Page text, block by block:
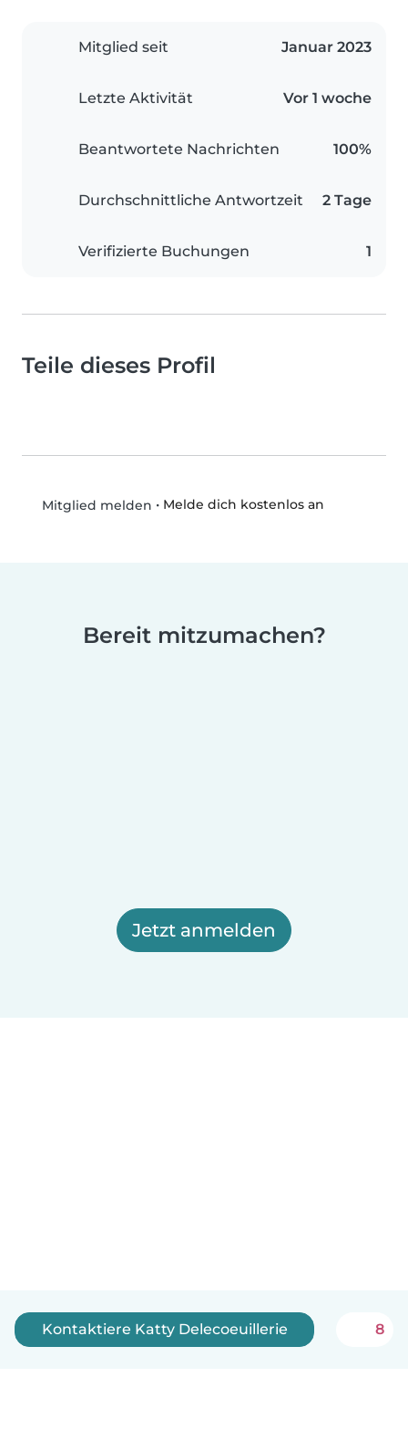
Mitglied seit Januar 2023
Letzte Aktivität Vor 1 woche
Beantwortete Nachrichten 100%
Durchschnittliche Antwortzeit 2 Tage
Verifizierte Buchungen 1
Teile dieses Profil
Mitglied melden • Melde dich kostenlos an
Bereit mitzumachen?
Jetzt anmelden
Kontaktiere Katty Delecoeuillerie 8